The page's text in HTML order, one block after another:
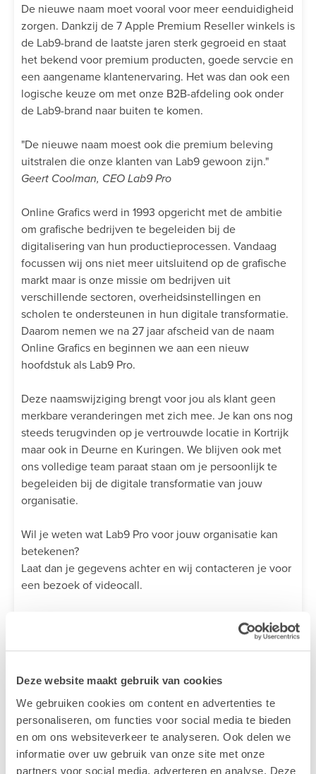
Deze website maakt gebruik van cookies
We gebruiken cookies om content en advertenties te
personaliseren, om functies voor social media te bieden
en om ons websiteverkeer te analyseren. Ook delen we
informatie over uw gebruik van onze site met onze
partners voor social media, adverteren en analyse. Deze
De nieuwe naam moet vooral voor meer eenduidigheid
zorgen. Dankzij de 7 Apple Premium Reseller winkels is
de Lab9-brand de laatste jaren sterk gegroeid en staat
het bekend voor premium producten, goede servcie en
een aangename klantenervaring. Het was dan ook een
logische keuze om met onze B2B-afdeling ook onder
de Lab9-brand naar buiten te komen.
"De nieuwe naam moest ook die premium beleving
uitstralen die onze klanten van Lab9 gewoon zijn."
Geert Coolman, CEO Lab9 Pro
Online Grafics werd in 1993 opgericht met de ambitie
om grafische bedrijven te begeleiden bij de
digitalisering van hun productieprocessen. Vandaag
focussen wij ons niet meer uitsluitend op de grafische
markt maar is onze missie om bedrijven uit
verschillende sectoren, overheidsinstellingen en
scholen te ondersteunen in hun digitale transformatie.
Daarom nemen we na 27 jaar afscheid van de naam
Online Grafics en beginnen we aan een nieuw
hoofdstuk als Lab9 Pro.
Deze naamswijziging brengt voor jou als klant geen
merkbare veranderingen met zich mee. Je kan ons nog
steeds terugvinden op je vertrouwde locatie in Kortrijk
maar ook in Deurne en Kuringen. We blijven ook met
ons volledige team paraat staan om je persoonlijk te
begeleiden bij de digitale transformatie van jouw
organisatie.
Wil je weten wat Lab9 Pro voor jouw organisatie kan
betekenen?
Laat dan je gegevens achter en wij contacteren je voor
een bezoek of videocall.